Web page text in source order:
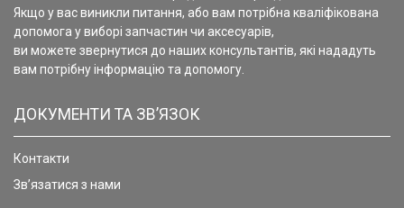
Якщо у вас виникли питання, або вам потрібна кваліфікована
допомога у виборі запчастин чи аксесуарів,
ви можете звернутися до наших консультантів, які нададуть
вам потрібну інформацію та допомогу.
ДОКУМЕНТИ ТА ЗВ’ЯЗОК
Контакти
Зв’язатися з нами